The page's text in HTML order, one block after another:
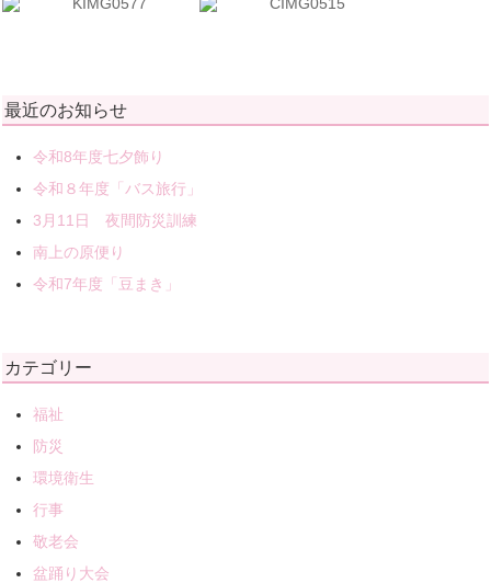
最近のお知らせ
令和8年度七夕飾り
令和８年度「バス旅行」
3月11日 夜間防災訓練
南上の原便り
令和7年度「豆まき」
カテゴリー
福祉
防災
環境衛生
行事
敬老会
盆踊り大会